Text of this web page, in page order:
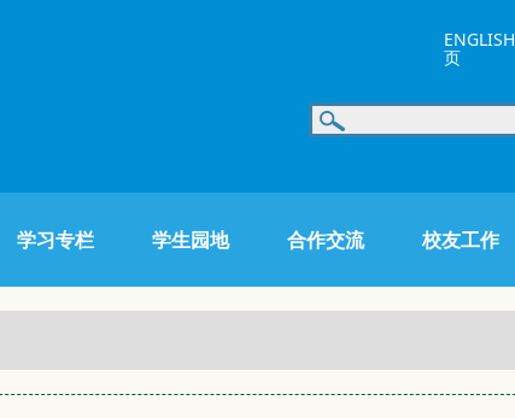
ENGLISH
页
学习专栏 学生园地 合作交流 校友工作